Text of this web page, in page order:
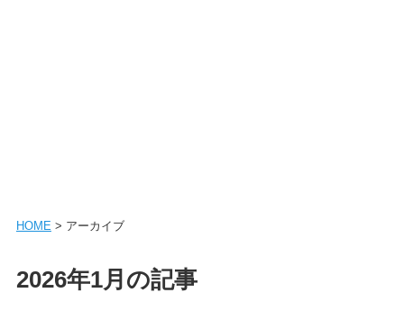
HOME> アーカイブ
2026年1月の記事